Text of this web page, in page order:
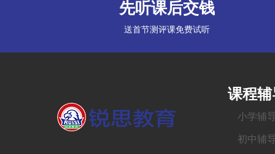
先听课后交钱
送首节测评课免费试听
课程辅
小学辅
初中辅